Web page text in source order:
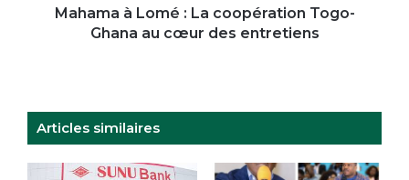
cœurMahama à Lomé : La coopération Togo-
Ghana au cœur des entretiens
Articles similaires